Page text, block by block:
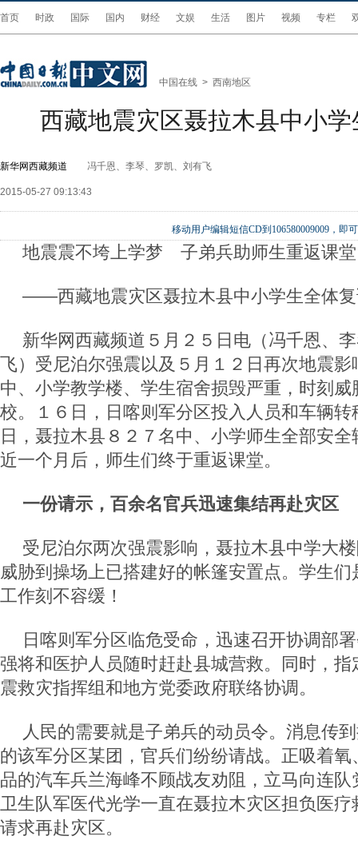
首页 时政 国际 国内 财经 文娱 生活 图片 视频 专栏
中国在线 > 西南地区
西藏地震灾区聂拉木县中小
新华网西藏频道 冯千恩、李琴、罗凯、刘有飞
2015-05-27 09:13:43
移动用户编辑短信CD到106580009009，即
地震震不垮上学梦 子弟兵助师生重返课堂
——西藏地震灾区聂拉木县中小学生全体
新华网西藏频道５月２５日电（冯千恩、
飞）受尼泊尔强震以及５月１２日再次地震
中、小学教学楼、学生宿舍损毁严重，时刻
校。１６日，日喀则军分区投入人员和车辆
日，聂拉木县８２７名中、小学师生全部安
近一个月后，师生们终于重返课堂。
一份请示，百余名官兵迅速集结再赴灾区
受尼泊尔两次强震影响，聂拉木县中学大
威胁到操场上已搭建好的帐篷安置点。学生
工作刻不容缓！
日喀则军分区临危受命，迅速召开协调部
强将和医护人员随时赶赴县城营救。同时，
震救灾指挥组和地方党委政府联络协调。
人民的需要就是子弟兵的动员令。消息传
的该军分区某团，官兵们纷纷请战。正吸着
品的汽车兵兰海峰不顾战友劝阻，立马向连
卫生队军医代光学一直在聂拉木灾区担负医
请求再赴灾区。